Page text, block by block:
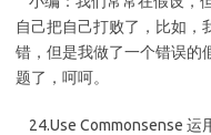
自己把自己打败了，比如，
错，但是我做了一个错误的
题了，呵呵。
24.Use Commonsense 运